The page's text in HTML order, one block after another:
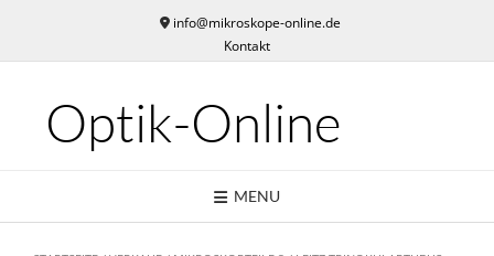
content
info@mikroskope-online.de
Kontakt
Optik-Online
MENU